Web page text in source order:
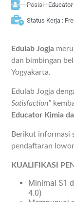
Posisi :
Status Kerja :
Edulab Jogja
dan bimbingan
Yogyakarta.
Edulab Jogja
Satisfaction”
Educator Kimia
Berikut informasi
pendaftaran
KUALIFIKASI
Minimal S1
4.0)